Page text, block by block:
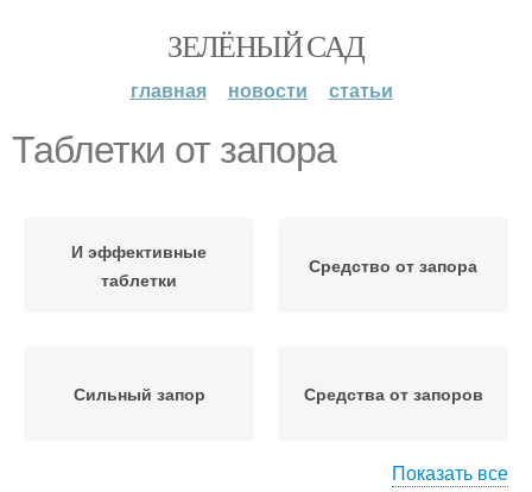
ЗЕЛЁНЫЙ САД
главная новости статьи
Таблетки от запора
И эффективные
таблетки
Средство от запора
Сильный запор Средства от запоров
Показать все